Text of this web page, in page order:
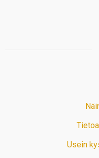
Usein